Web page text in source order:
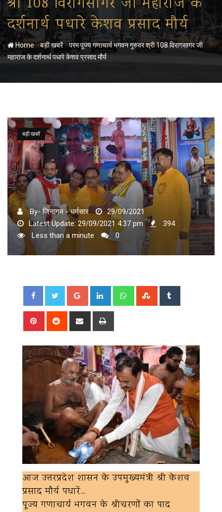
दर्शनार्थ पधारे केशव प्रसाद मौर्य
Home-बड़ी खबरें-परम पूज्य गणाचार्य भगवन गुरुवर श्री 108 विरागसागर जी
महाराज के दर्शनार्थ पधारे केशव प्रसाद मौर्य
बड़ी खबरें
By- जिनागम - धर्मसार
29/09/2021
Latest Update: 29/09/2021 4:37 pm
394
Less than a minute
0
Google+ LinkedIn WhatsappStumbleUpon
Pinterest Reddit
Share
आज उत्तरप्रदेश शासन के उपमुख्यमंत्री श्री केशव
प्रसाद मौर्य पधारें…
पूज्य गणाचार्य भगवन के श्रीचरणों का पाद